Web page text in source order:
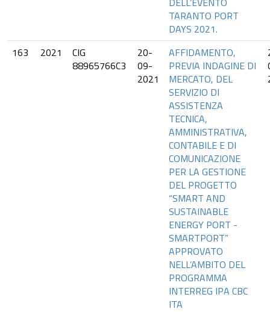
TARANTO PORT
DAYS 2021.
163 2021
CIG
88965766C3
20-
09-
2021
AFFIDAMENTO,
PREVIA INDAGINE DI
MERCATO, DEL
SERVIZIO DI
ASSISTENZA
TECNICA,
AMMINISTRATIVA,
CONTABILE E DI
COMUNICAZIONE
PER LA GESTIONE
DEL PROGETTO
“SMART AND
SUSTAINABLE
ENERGY PORT -
SMARTPORT”
APPROVATO
NELL’AMBITO DEL
PROGRAMMA
INTERREG IPA CBC
ITA